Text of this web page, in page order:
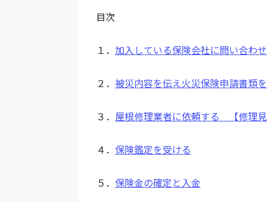
目次
１． 加入している保険会社に問い合わせ
２． 被災内容を伝え火災保険申請書類
３． 屋根修理業者に依頼する 【修理見
４． 保険鑑定を受ける
５． 保険金の確定と入金